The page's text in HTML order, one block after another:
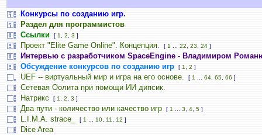
Конкурсы по созданию игр.
Раздел для программистов
Ссылки
[ 1 2 3 ]
Проект "Elite Game Online". Концепция. [ 1 22 23 24 ]
Интервью с разработчиком SpaceEngine - Владимиром
Обсуждение конкурсов по созданию игр
[ 1 2 ]
UEF -- виртуальный мир и игра на его основе. [ 1 64 65 66 ]
Сетевая Оолита при помощи ИИ дипсик.
Натрикс
[ 1 2 3 ]
Два пути - количество или качество игр [ 1 3 4 5 ]
L.I.M.A. strace_ [ 1 10 11 12 ]
Dice Area